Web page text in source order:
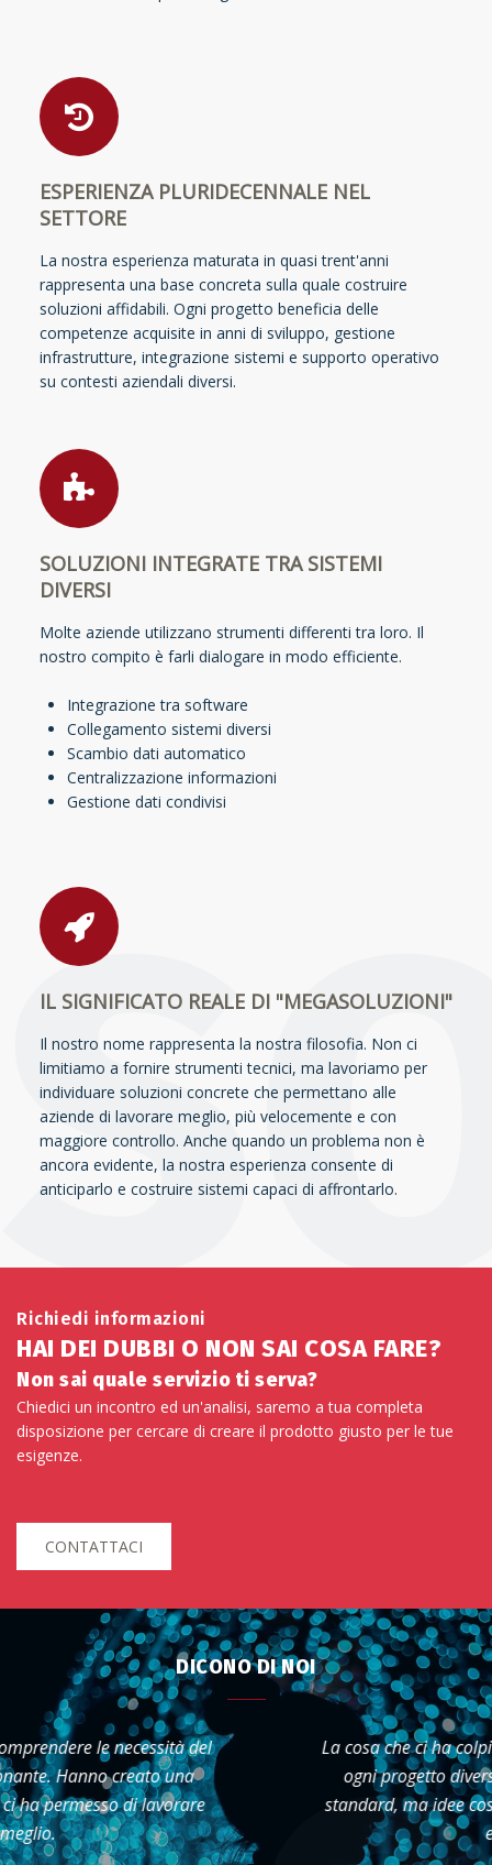
ESPERIENZA PLURIDECENNALE NEL
SETTORE
La nostra esperienza maturata in quasi trent'anni
rappresenta una base concreta sulla quale costruire
soluzioni affidabili. Ogni progetto beneficia delle
competenze acquisite in anni di sviluppo, gestione
infrastrutture, integrazione sistemi e supporto operativo
su contesti aziendali diversi.
SOLUZIONI INTEGRATE TRA SISTEMI
DIVERSI
Molte aziende utilizzano strumenti differenti tra loro. Il
nostro compito è farli dialogare in modo efficiente.
Integrazione tra software
Collegamento sistemi diversi
Scambio dati automatico
Centralizzazione informazioni
Gestione dati condivisi
IL SIGNIFICATO REALE DI "MEGASOLUZIONI"
Il nostro nome rappresenta la nostra filosofia. Non ci
limitiamo a fornire strumenti tecnici, ma lavoriamo per
individuare soluzioni concrete che permettano alle
aziende di lavorare meglio, più velocemente e con
maggiore controllo. Anche quando un problema non è
ancora evidente, la nostra esperienza consente di
anticiparlo e costruire sistemi capaci di affrontarlo.
Richiedi informazioni
HAI DEI DUBBI O NON SAI COSA FARE?
Non sai quale servizio ti serva?
Chiedici un incontro ed un'analisi, saremo a tua completa
disposizione per cercare di creare il prodotto giusto per le tue
esigenze.
CONTATTACI
DICONO DI NOI
La cosa che ci ha colpito di più è la voglia di rendere
ogni progetto diverso dagli altri. Non soluzioni
standard, ma idee costruite su misura per le nostre
esigenze.